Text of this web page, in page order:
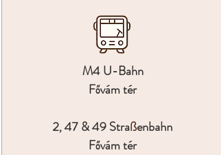
M4 U-Bahn
Fővám tér
2, 47 & 49 Straßenbahn
Fővám tér